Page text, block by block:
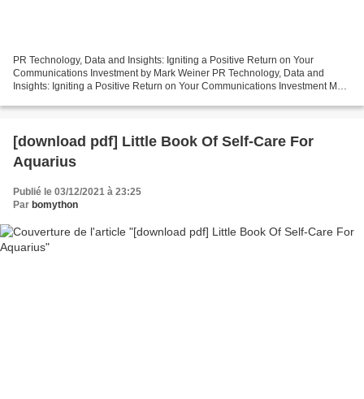
PR Technology, Data and Insights: Igniting a Positive Return on Your
Communications Investment by Mark Weiner PR Technology, Data and
Insights: Igniting a Positive Return on Your Communications Investment Mark
[download pdf] Little Book Of Self-Care For
Aquarius
Publié le 03/12/2021 à 23:25
Par bomython